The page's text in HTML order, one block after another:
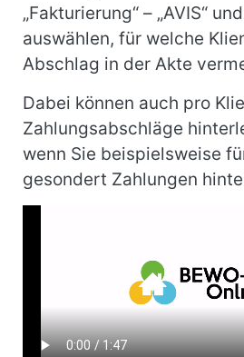
„Fakturierung“ – „AVIS“
auswählen, für welche
Abschlag in der Akte
Dabei können auch pro
Zahlungsabschläge
wenn Sie beispielsweise
gesondert Zahlungen